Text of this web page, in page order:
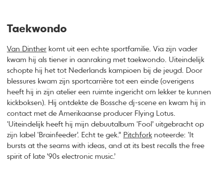
Taekwondo
Van Dinther komt uit een echte sportfamilie. Via zijn vader
kwam hij als tiener in aanraking met taekwondo. Uiteindelijk
schopte hij het tot Nederlands kampioen bij de jeugd. Door
blessures kwam zijn sportcarrière tot een einde (overigens
heeft hij in zijn atelier een ruimte ingericht om lekker te kunnen
kickboksen). Hij ontdekte de Bossche dj-scene en kwam hij in
contact met de Amerikaanse producer Flying Lotus.
‘Uiteindelijk heeft hij mijn debuutalbum ‘Fool’ uitgebracht op
zijn label ‘Brainfeeder’. Echt te gek.” Pitchfork noteerde: ‘It
bursts at the seams with ideas, and at its best recalls the free
spirit of late '90s electronic music.’